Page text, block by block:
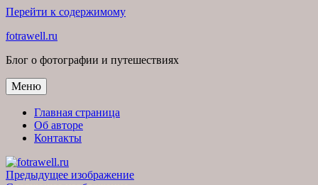
Перейти к содержимому
fotrawell.ru
Блог о фотографии и путешествиях
Меню
Главная страница
Об авторе
Контакты
Предыдущее изображение